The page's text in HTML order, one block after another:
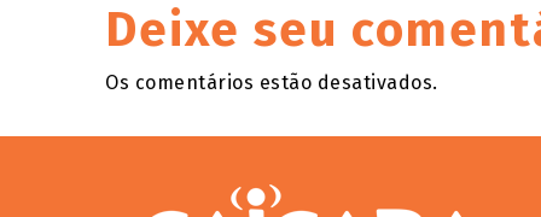
Deixe seu
Os comentários estão desativados.